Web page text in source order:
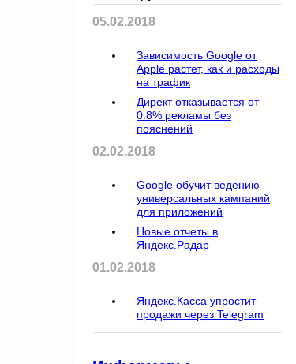
05.02.2018
Зависимость Google от
Apple растет, как и расходы
на трафик
Директ отказывается от
0.8% рекламы без
пояснений
02.02.2018
Google обучит ведению
универсальных кампаний
для приложений
Новые отчеты в
Яндекс.Радар
01.02.2018
Яндекс.Касса упростит
продажи через Telegram